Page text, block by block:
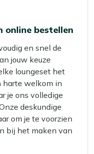
online bestellen
en snel de
jouw keuze
loungeset het
harte welkom in
je ons volledige
deskundige
om je te voorzien
bij het maken van